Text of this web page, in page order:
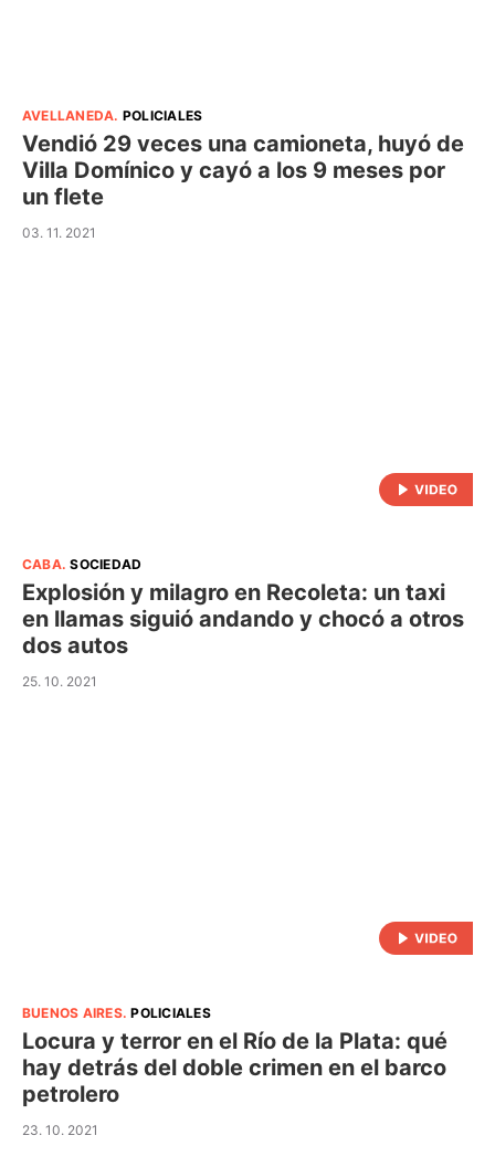
AVELLANEDA. POLICIALES
Vendió 29 veces una camioneta, huyó de
Villa Domínico y cayó a los 9 meses por
un flete
03. 11. 2021
CABA.SOCIEDAD
Explosión y milagro en Recoleta: un taxi
en llamas siguió andando y chocó a otros
dos autos
25. 10. 2021
BUENOS AIRES.POLICIALES
Locura y terror en el Río de la Plata: qué
hay detrás del doble crimen en el barco
petrolero
23. 10. 2021